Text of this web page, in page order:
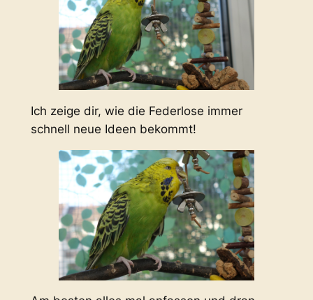
Ich zeige dir, wie die Federlose immer
schnell neue Ideen bekommt!